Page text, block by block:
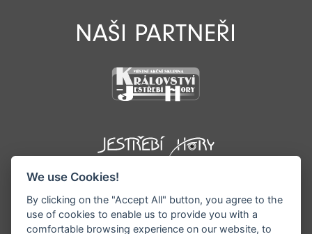
NAŠI PARTNEŘI
We use Cookies!
By clicking on the "Accept All" button, you agree to the
use of cookies to enable us to provide you with a
comfortable browsing experience on our website, to